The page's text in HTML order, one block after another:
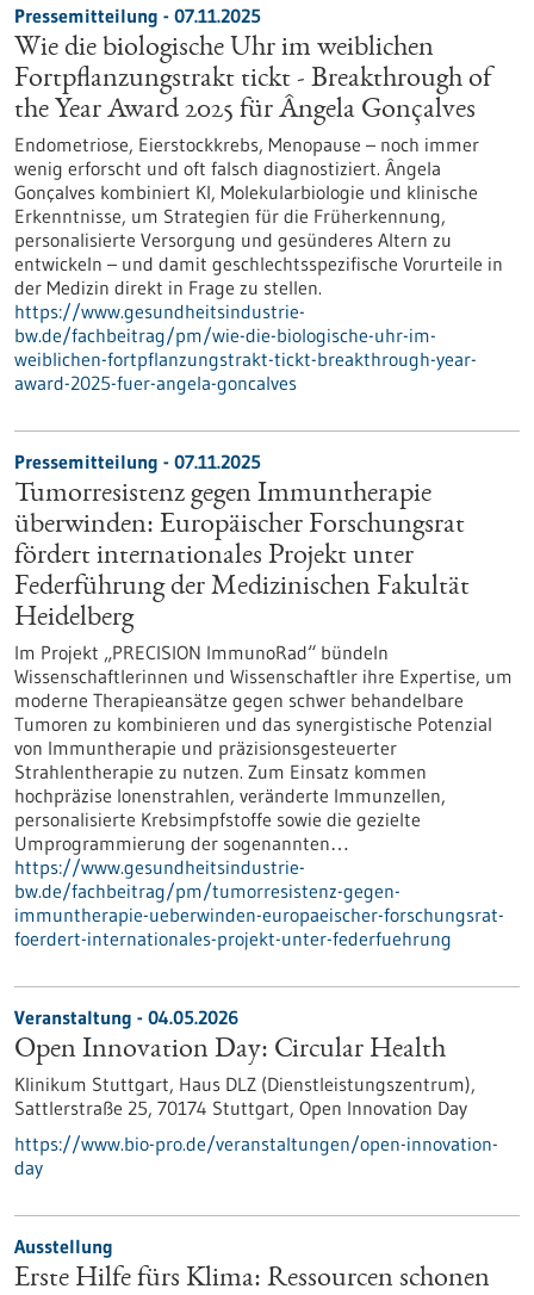
Pressemitteilung - 07.11.2025
Wie die biologische Uhr im weiblichen
Fortpflanzungstrakt tickt - Breakthrough of
the Year Award 2025 für Ângela Gonçalves
Endometriose, Eierstockkrebs, Menopause – noch immer
wenig erforscht und oft falsch diagnostiziert. Ângela
Gonçalves kombiniert KI, Molekularbiologie und klinische
Erkenntnisse, um Strategien für die Früherkennung,
personalisierte Versorgung und gesünderes Altern zu
entwickeln – und damit geschlechtsspezifische Vorurteile in
der Medizin direkt in Frage zu stellen.
https://www.gesundheitsindustrie-
bw.de/fachbeitrag/pm/wie-die-biologische-uhr-im-
weiblichen-fortpflanzungstrakt-tickt-breakthrough-year-
award-2025-fuer-angela-goncalves
Pressemitteilung - 07.11.2025
Tumorresistenz gegen Immuntherapie
überwinden: Europäischer Forschungsrat
fördert internationales Projekt unter
Federführung der Medizinischen Fakultät
Heidelberg
Im Projekt „PRECISION ImmunoRad“ bündeln
Wissenschaftlerinnen und Wissenschaftler ihre Expertise, um
moderne Therapieansätze gegen schwer behandelbare
Tumoren zu kombinieren und das synergistische Potenzial
von Immuntherapie und präzisionsgesteuerter
Strahlentherapie zu nutzen. Zum Einsatz kommen
hochpräzise Ionenstrahlen, veränderte Immunzellen,
personalisierte Krebsimpfstoffe sowie die gezielte
Umprogrammierung der sogenannten…
https://www.gesundheitsindustrie-
bw.de/fachbeitrag/pm/tumorresistenz-gegen-
immuntherapie-ueberwinden-europaeischer-forschungsrat-
foerdert-internationales-projekt-unter-federfuehrung
Veranstaltung - 04.05.2026
Open Innovation Day: Circular Health
Klinikum Stuttgart, Haus DLZ (Dienstleistungszentrum),
Sattlerstraße 25, 70174 Stuttgart, Open Innovation Day
https://www.bio-pro.de/veranstaltungen/open-innovation-
day
Ausstellung
Erste Hilfe fürs Klima: Ressourcen schonen